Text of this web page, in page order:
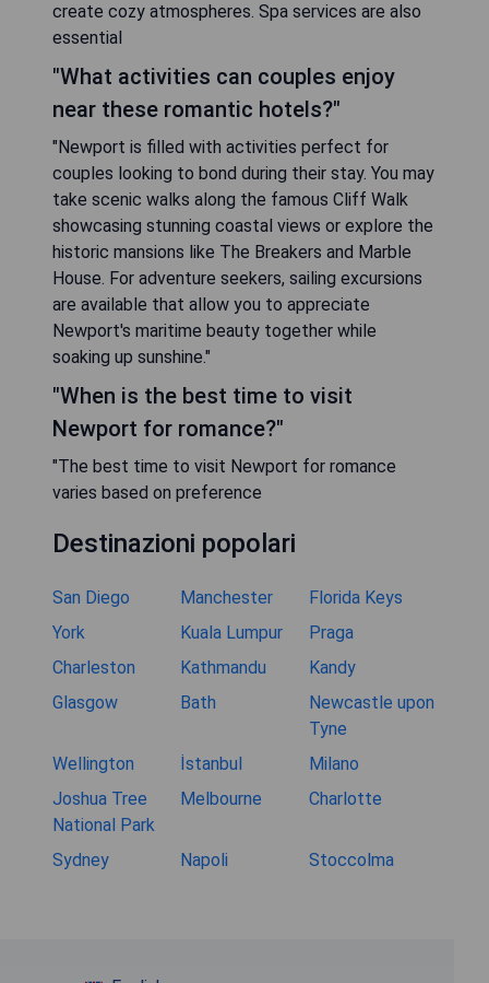
create cozy atmospheres. Spa services are also
essential
"What activities can couples enjoy
near these romantic hotels?"
"Newport is filled with activities perfect for
couples looking to bond during their stay. You may
take scenic walks along the famous Cliff Walk
showcasing stunning coastal views or explore the
historic mansions like The Breakers and Marble
House. For adventure seekers, sailing excursions
are available that allow you to appreciate
Newport's maritime beauty together while
soaking up sunshine."
"When is the best time to visit
Newport for romance?"
"The best time to visit Newport for romance
varies based on preference
Destinazioni popolari
San Diego Manchester
Florida Keys
York
Kuala Lumpur
Praga
Charleston
Kathmandu
Kandy
Glasgow
Bath
Newcastle upon
Tyne
Wellington
İstanbul
Milano
Joshua Tree
National Park
Melbourne Charlotte
Sydney Napoli Stoccolma